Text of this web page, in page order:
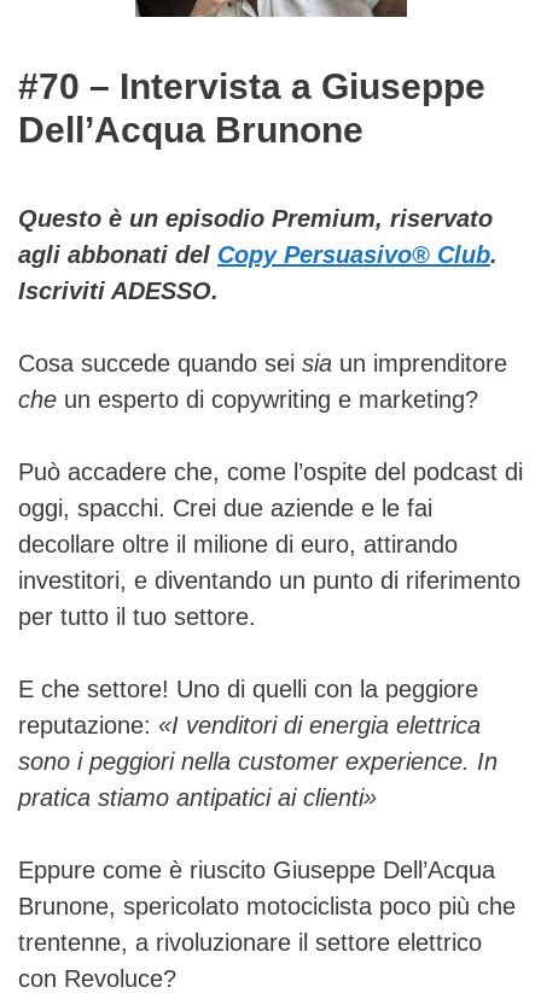
#70 – Intervista a Giuseppe
Dell’Acqua Brunone
Questo è un episodio Premium, riservato
agli abbonati del Copy Persuasivo® Club.
Iscriviti ADESSO.
Cosa succede quando sei sia un imprenditore
che un esperto di copywriting e marketing?
Può accadere che, come l’ospite del podcast di
oggi, spacchi. Crei due aziende e le fai
decollare oltre il milione di euro, attirando
investitori, e diventando un punto di riferimento
per tutto il tuo settore.
E che settore! Uno di quelli con la peggiore
reputazione: «I venditori di energia elettrica
sono i peggiori nella customer experience. In
pratica stiamo antipatici ai clienti»
Eppure come è riuscito Giuseppe Dell’Acqua
Brunone, spericolato motociclista poco più che
trentenne, a rivoluzionare il settore elettrico
con Revoluce?